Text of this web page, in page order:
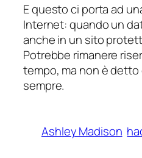
E questo ci porta ad
Internet: quando un
anche in un sito
Potrebbe rimanere
tempo, ma non è detto
sempre.
Ashley Madison